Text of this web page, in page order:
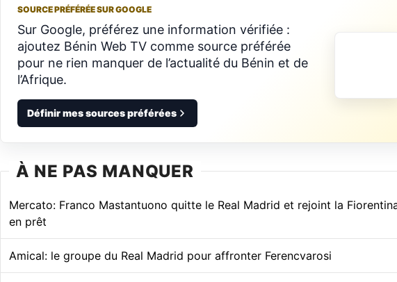
SOURCE PRÉFÉRÉE SUR GOOGLE
Sur Google, préférez une information vérifiée :
ajoutez Bénin Web TV comme source préférée
pour ne rien manquer de l’actualité du Bénin et de
l’Afrique.
Définir mes sources préférées
À NE PAS MANQUER
Mercato: Franco Mastantuono quitte le Real Madrid et rejoint la
en prêt
Amical: le groupe du Real Madrid pour affronter Ferencvarosi